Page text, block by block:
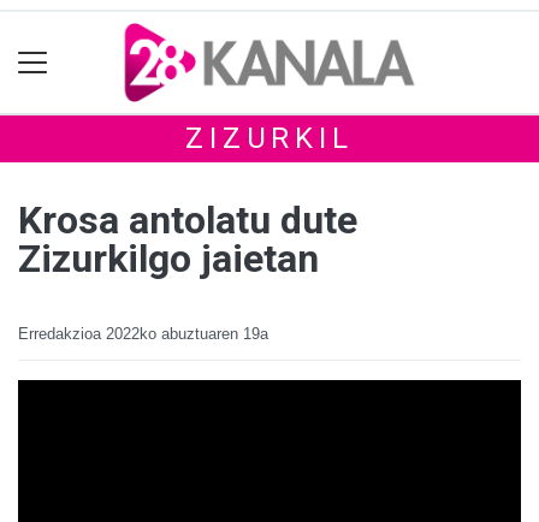
ZIZURKIL
Krosa antolatu dute
Zizurkilgo jaietan
Erredakzioa 2022ko abuztuaren 19a